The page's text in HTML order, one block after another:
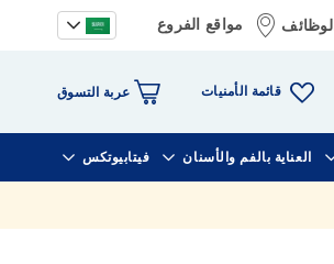
الوظائف مواقع الفروع
قائمة الأمنيات عربة التسوق
العناية بالفم والأسنان فيتابيوتكس